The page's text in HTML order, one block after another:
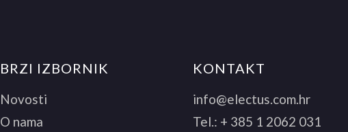
BRZI IZBORNIK
Novosti
O nama
KONTAKT
info@electus.com.hr
Tel.: + 385 1 2062 031